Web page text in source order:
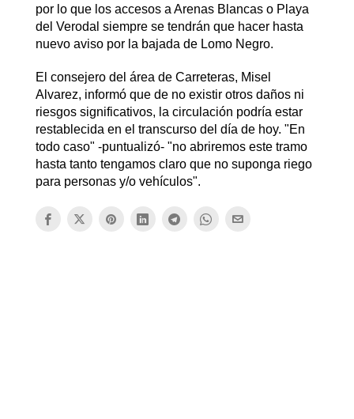
por lo que los accesos a Arenas Blancas o Playa
del Verodal siempre se tendrán que hacer hasta
nuevo aviso por la bajada de Lomo Negro.
El consejero del área de Carreteras, Misel
Alvarez, informó que de no existir otros daños ni
riesgos significativos, la circulación podría estar
restablecida en el transcurso del día de hoy. "En
todo caso" -puntualizó- "no abriremos este tramo
hasta tanto tengamos claro que no suponga riego
para personas y/o vehículos".